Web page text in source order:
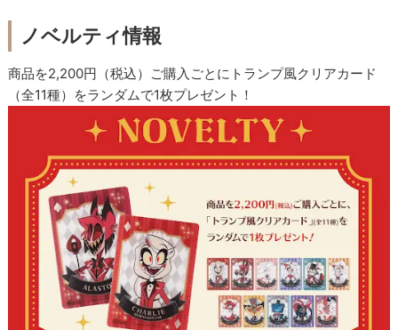
ノベルティ情報
商品を2,200円（税込）ご購入ごとにトランプ風クリアカード
（全11種）をランダムで1枚プレゼント！